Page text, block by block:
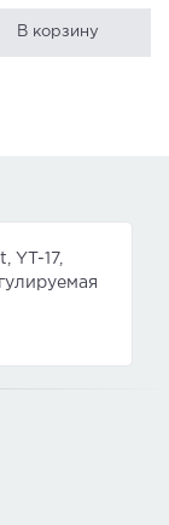
В корзину
YT-17,